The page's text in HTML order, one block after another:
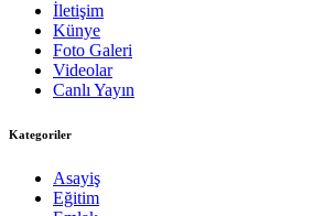
İletişim
Künye
Foto Galeri
Videolar
Canlı Yayın
Kategoriler
Asayiş
Eğitim